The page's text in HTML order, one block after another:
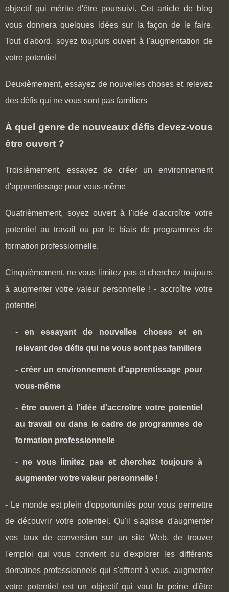
objectif qui mérite d'être poursuivi. Cet article de blog
vous donnera quelques idées sur la façon de le faire.
Tout d'abord, soyez toujours ouvert à l'augmentation de
votre potentiel
Deuxièmement, essayez de nouvelles choses et relevez
des défis qui ne vous sont pas familiers
À quel genre de nouveaux défis devez-vous
être ouvert ?
Troisièmement, essayez de créer un environnement
d'apprentissage pour vous-même
Quatrièmement, soyez ouvert à l'idée d'accroître votre
potentiel au travail ou par le biais de programmes de
formation professionnelle.
Cinquièmement, ne vous limitez pas et cherchez toujours
à augmenter votre valeur personnelle ! - accroître votre
potentiel
- en essayant de nouvelles choses et en
relevant des défis qui ne vous sont pas familiers
- créer un environnement d'apprentissage pour
vous-même
- être ouvert à l'idée d'accroître votre potentiel
au travail ou dans le cadre de programmes de
formation professionnelle
- ne vous limitez pas et cherchez toujours à
augmenter votre valeur personnelle !
- Le monde est plein d'opportunités pour vous permettre
de découvrir votre potentiel. Qu'il s'agisse d'augmenter
vos taux de conversion sur un site Web, de trouver
l'emploi qui vous convient ou d'explorer les différents
domaines professionnels qui s'offrent à vous, augmenter
votre potentiel est un objectif qui vaut la peine d'être